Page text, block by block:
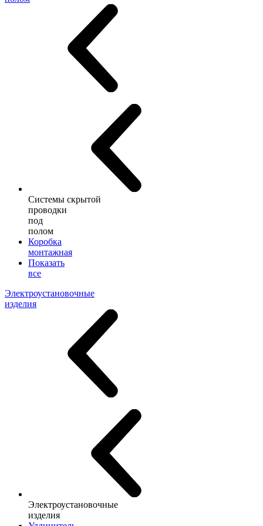
Системы скрытой
проводки
под
полом
Коробка
монтажная
Показать
все
Электроустановочные
изделия
Электроустановочные
изделия